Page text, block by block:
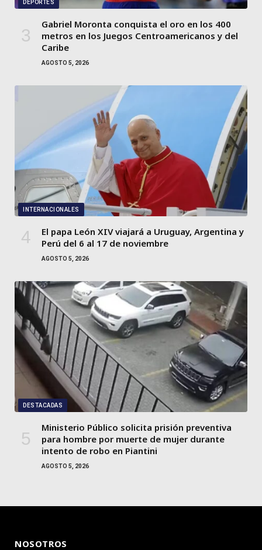
DEPORTES
Gabriel Moronta conquista el oro en los 400
metros en los Juegos Centroamericanos y del
Caribe
AGOSTO 5, 2026
INTERNACIONALES
El papa León XIV viajará a Uruguay, Argentina y
Perú del 6 al 17 de noviembre
AGOSTO 5, 2026
DESTACADAS
Ministerio Público solicita prisión preventiva
para hombre por muerte de mujer durante
intento de robo en Piantini
AGOSTO 5, 2026
NOSOTROS